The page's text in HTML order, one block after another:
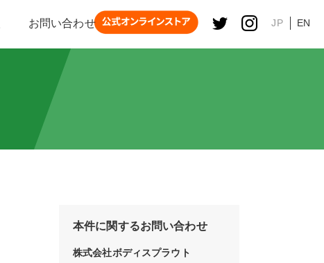
お問い合わせ JP EN
本件に関するお問い合わせ
株式会社ボディスプラウト